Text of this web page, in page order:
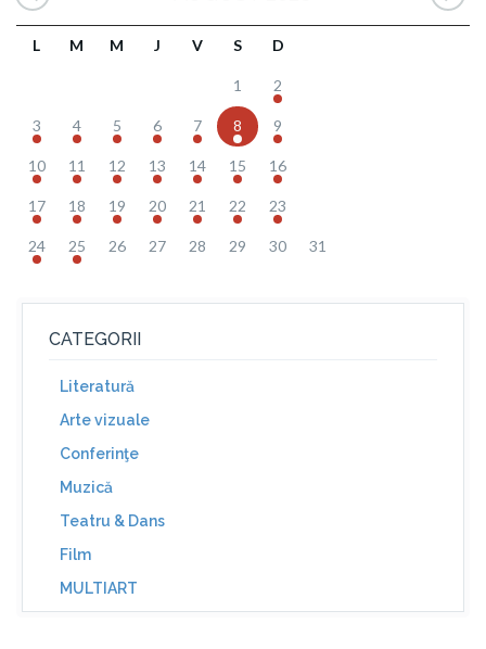
L M M J V S D
1 2
3 4 5 6 7 8 9
10 11 12 13 14 15 16
17 18 19 20 21 22 23
24 25 26 27 28 29 30 31
CATEGORII
Literatură
Arte vizuale
Conferinţe
Muzică
Teatru & Dans
Film
MULTIART